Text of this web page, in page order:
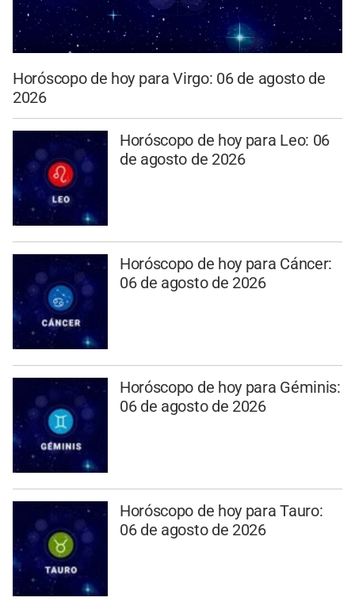
Horóscopo de hoy para Virgo: 06 de agosto de
2026
Horóscopo de hoy para Leo: 06
de agosto de 2026
Horóscopo de hoy para Cáncer:
06 de agosto de 2026
Horóscopo de hoy para Géminis:
06 de agosto de 2026
Horóscopo de hoy para Tauro:
06 de agosto de 2026